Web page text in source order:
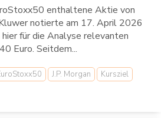
enthaltene Aktie von
notierte am 17. April 2026
hier für die Analyse relevanten
Euro. Seitdem...
J.P. Morgan
Kursziel